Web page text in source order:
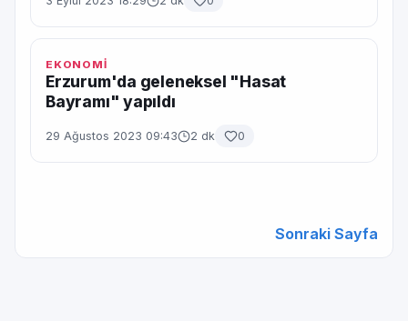
EKONOMİ
Erzurum'da geleneksel "Hasat
Bayramı" yapıldı
29 Ağustos 2023 09:43 2 dk 0
Sonraki Sayfa